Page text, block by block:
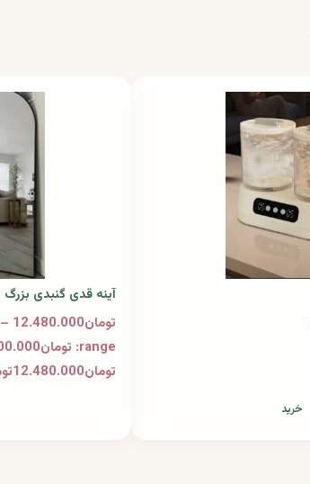
خرید
آینه قدی گنبدی بزرگ
تومان12.480.000تومان